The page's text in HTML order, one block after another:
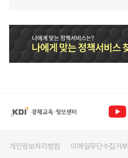
개인정보처리방침 이메일무단수집거부